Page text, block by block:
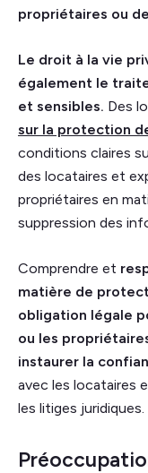
propriétaires ou
Le droit à la vie
également le
et sensibles. Des
sur la protection
conditions claires
des locataires et
propriétaires en
suppression des
Comprendre et
matière de
obligation légale
ou les
instaurer la
avec les locataires
les litiges juridiques.